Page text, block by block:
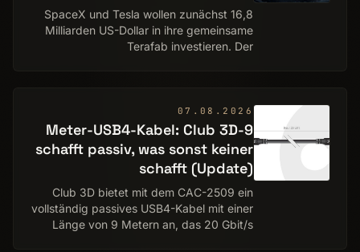
SpaceX und Tesla wollen zunächst 16,8
Milliarden US-Dollar in ihre gemeinsame
Terafab investieren. Der
07.08.2026
9-Meter-USB4-Kabel: Club 3D
schafft passiv, was sonst keiner
schafft (Update)
Club 3D bietet mit dem CAC-2509 ein
vollständig passives USB4-Kabel mit einer
Länge von 9 Metern an, das 20 Gbit/s